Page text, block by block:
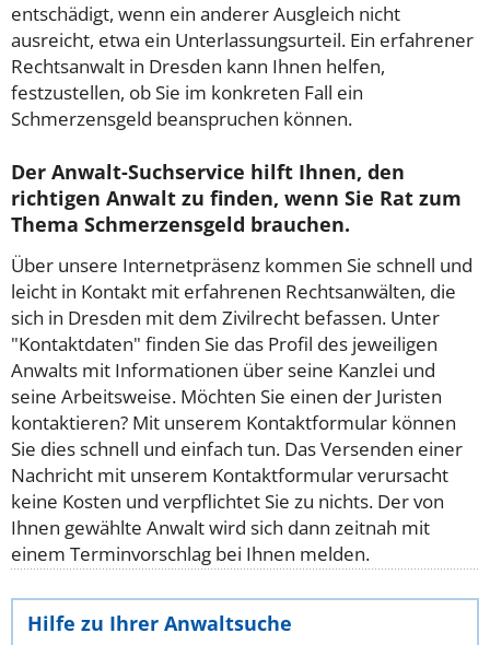
entschädigt, wenn ein anderer Ausgleich nicht
ausreicht, etwa ein Unterlassungsurteil. Ein erfahrener
Rechtsanwalt in Dresden kann Ihnen helfen,
festzustellen, ob Sie im konkreten Fall ein
Schmerzensgeld beanspruchen können.
Der Anwalt-Suchservice hilft Ihnen, den
richtigen Anwalt zu finden, wenn Sie Rat zum
Thema Schmerzensgeld brauchen.
Über unsere Internetpräsenz kommen Sie schnell und
leicht in Kontakt mit erfahrenen Rechtsanwälten, die
sich in Dresden mit dem Zivilrecht befassen. Unter
"Kontaktdaten" finden Sie das Profil des jeweiligen
Anwalts mit Informationen über seine Kanzlei und
seine Arbeitsweise. Möchten Sie einen der Juristen
kontaktieren? Mit unserem Kontaktformular können
Sie dies schnell und einfach tun. Das Versenden einer
Nachricht mit unserem Kontaktformular verursacht
keine Kosten und verpflichtet Sie zu nichts. Der von
Ihnen gewählte Anwalt wird sich dann zeitnah mit
einem Terminvorschlag bei Ihnen melden.
Hilfe zu Ihrer Anwaltsuche